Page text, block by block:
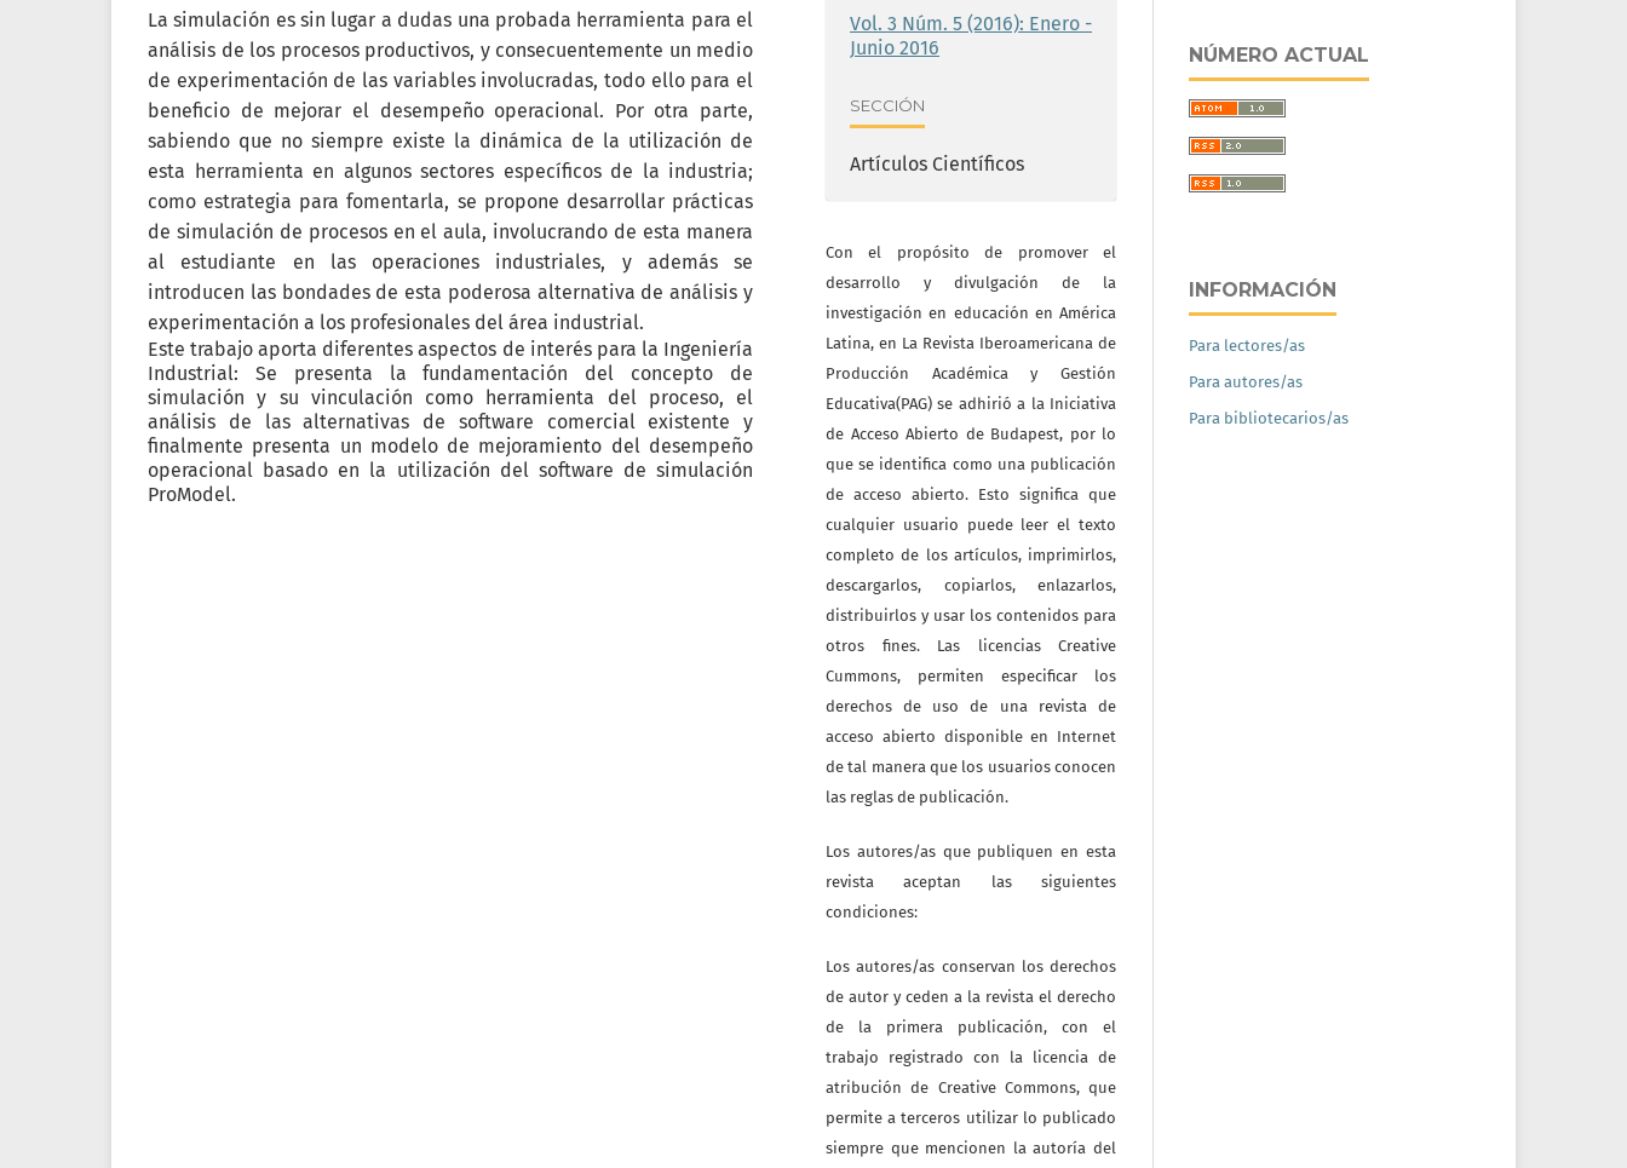
La simulación es sin lugar a dudas una probada herramienta para el
análisis de los procesos productivos, y consecuentemente un medio
de experimentación de las variables involucradas, todo ello para el
beneficio de mejorar el desempeño operacional. Por otra parte,
sabiendo que no siempre existe la dinámica de la utilización de
esta herramienta en algunos sectores específicos de la industria;
como estrategia para fomentarla, se propone desarrollar prácticas
de simulación de procesos en el aula, involucrando de esta manera
al estudiante en las operaciones industriales, y además se
introducen las bondades de esta poderosa alternativa de análisis y
experimentación a los profesionales del área industrial.
Este trabajo aporta diferentes aspectos de interés para la Ingeniería
Industrial: Se presenta la fundamentación del concepto de
simulación y su vinculación como herramienta del proceso, el
análisis de las alternativas de software comercial existente y
finalmente presenta un modelo de mejoramiento del desempeño
operacional basado en la utilización del software de simulación
ProModel.
Vol. 3 Núm. 5 (2016): Enero -
Junio 2016
SECCIÓN
Artículos Científicos
Con el propósito de promover el
desarrollo y divulgación de la
investigación en educación en América
Latina, en La Revista Iberoamericana de
Producción Académica y Gestión
Educativa(PAG) se adhirió a la Iniciativa
de Acceso Abierto de Budapest, por lo
que se identifica como una publicación
de acceso abierto. Esto significa que
cualquier usuario puede leer el texto
completo de los artículos, imprimirlos,
descargarlos, copiarlos, enlazarlos,
distribuirlos y usar los contenidos para
otros fines. Las licencias Creative
Cummons, permiten especificar los
derechos de uso de una revista de
acceso abierto disponible en Internet
de tal manera que los usuarios conocen
las reglas de publicación.
Los autores/as que publiquen en esta
revista aceptan las siguientes
condiciones:
Los autores/as conservan los derechos
de autor y ceden a la revista el derecho
de la primera publicación, con el
trabajo registrado con la licencia de
atribución de Creative Commons, que
permite a terceros utilizar lo publicado
siempre que mencionen la autoría del
NÚMERO ACTUAL
INFORMACIÓN
Para lectores/as
Para autores/as
Para bibliotecarios/as